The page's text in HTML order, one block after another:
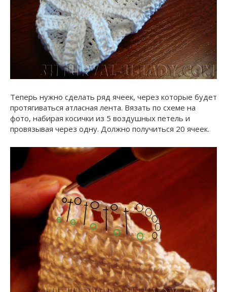
Теперь нужно сделать ряд ячеек, через которые будет
протягиваться атласная лента. Вязать по схеме на
фото, набирая косички из 5 воздушных петель и
провязывая через одну. Должно получиться 20 ячеек.